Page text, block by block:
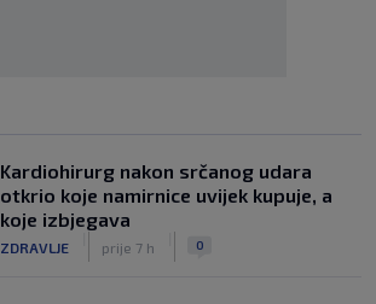
Kardiohirurg nakon srčanog udara
otkrio koje namirnice uvijek kupuje, a
koje izbjegava
ZDRAVLJE prije 7 h 0